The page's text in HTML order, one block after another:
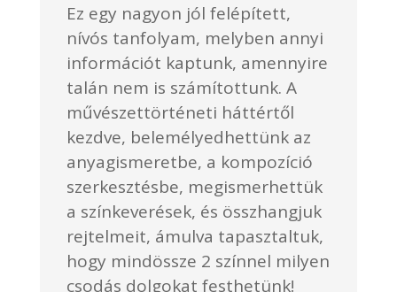
Ez egy nagyon jól felépített,
nívós tanfolyam, melyben annyi
információt kaptunk, amennyire
talán nem is számítottunk. A
művészettörténeti háttértől
kezdve, belemélyedhettünk az
anyagismeretbe, a kompozíció
szerkesztésbe, megismerhettük
a színkeverések, és összhangjuk
rejtelmeit, ámulva tapasztaltuk,
hogy mindössze 2 színnel milyen
csodás dolgokat festhetünk!